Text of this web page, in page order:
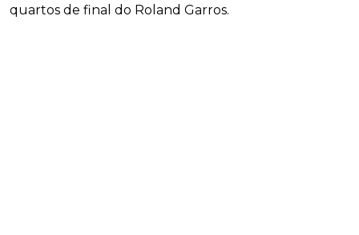
quartos de final do Roland Garros.